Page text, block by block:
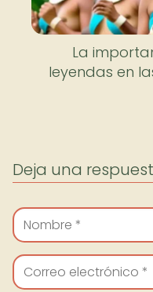
La
leyendas en
Deja una